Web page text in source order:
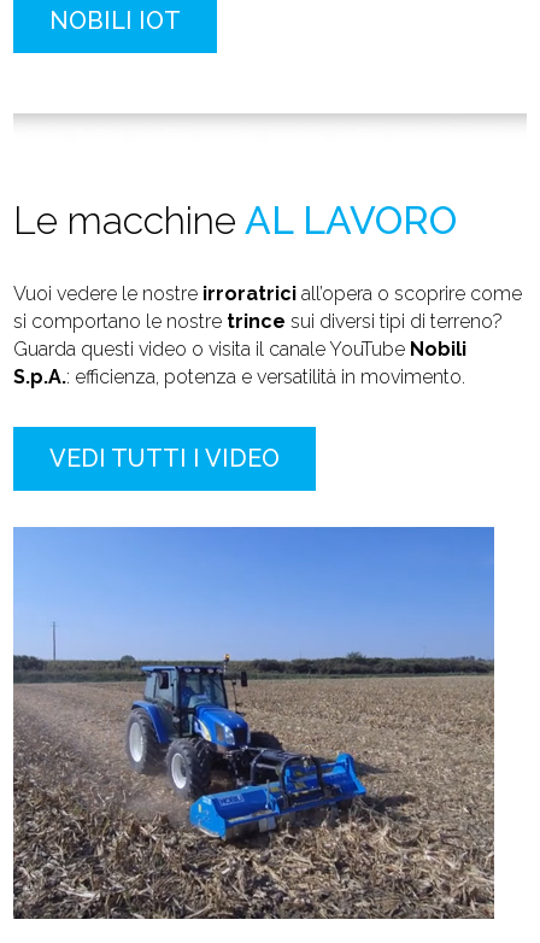
NOBILI IOT
Le macchine AL LAVORO
Vuoi vedere le nostre irroratrici all’opera o scoprire come
si comportano le nostre trince sui diversi tipi di terreno?
Guarda questi video o visita il canale YouTube Nobili
S.p.A.: efficienza, potenza e versatilità in movimento.
VEDI TUTTI I VIDEO